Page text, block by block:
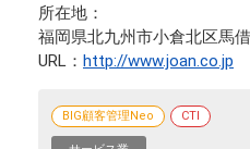
所在地
福岡県北九州市小倉北区馬
URL
http://www.joan.co.jp
BIG顧客管理Neo CTI